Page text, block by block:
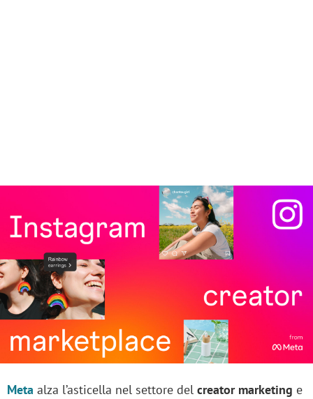
Meta alza l’asticella nel settore del creator marketing e